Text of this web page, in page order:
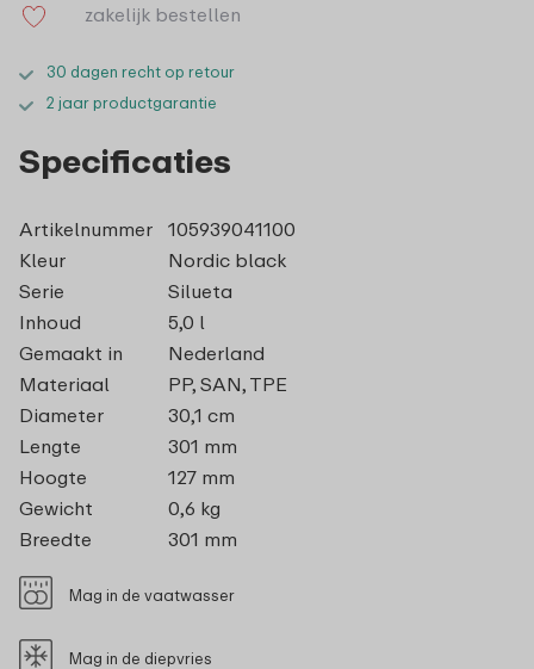
zakelijk bestellen
30 dagen recht op retour
2 jaar productgarantie
Specificaties
Artikelnummer
105939041100
Kleur
Nordic black
Serie
Silueta
Inhoud
5,0 l
Gemaakt in
Nederland
Materiaal
PP, SAN, TPE
Diameter
30,1 cm
Lengte
301 mm
Hoogte
127 mm
Gewicht
0,6 kg
Breedte
301 mm
Mag in de vaatwasser
Mag in de diepvries